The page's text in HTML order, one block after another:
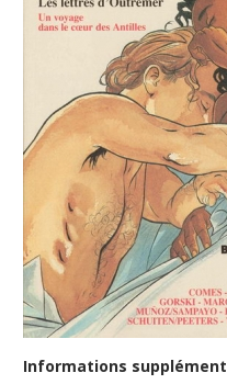
Informations